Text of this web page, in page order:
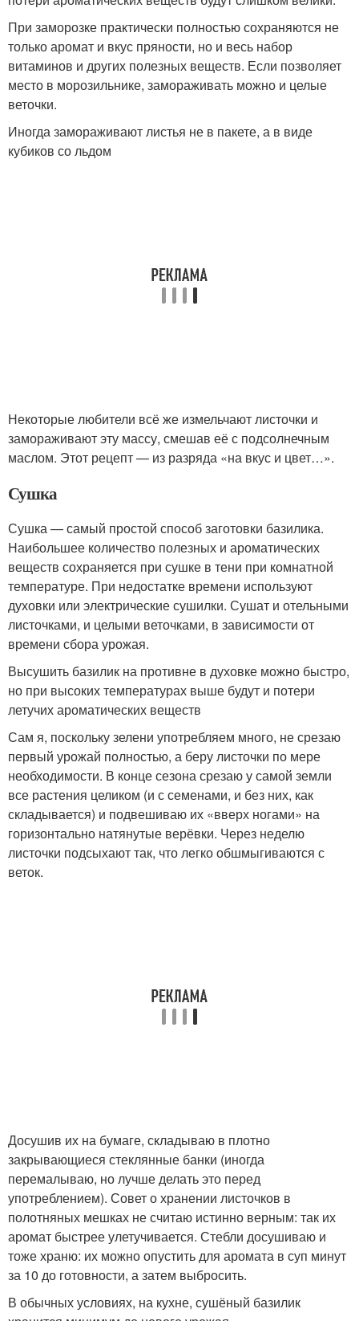
При заморозке практически полностью сохраняются не
только аромат и вкус пряности, но и весь набор
витаминов и других полезных веществ. Если позволяет
место в морозильнике, замораживать можно и целые
веточки.
Иногда замораживают листья не в пакете, а в виде
кубиков со льдом
Некоторые любители всё же измельчают листочки и
замораживают эту массу, смешав её с подсолнечным
маслом. Этот рецепт — из разряда «на вкус и цвет…».
Сушка
Сушка — самый простой способ заготовки базилика.
Наибольшее количество полезных и ароматических
веществ сохраняется при сушке в тени при комнатной
температуре. При недостатке времени используют
духовки или электрические сушилки. Сушат и отельными
листочками, и целыми веточками, в зависимости от
времени сбора урожая.
Высушить базилик на противне в духовке можно быстро,
но при высоких температурах выше будут и потери
летучих ароматических веществ
Сам я, поскольку зелени употребляем много, не срезаю
первый урожай полностью, а беру листочки по мере
необходимости. В конце сезона срезаю у самой земли
все растения целиком (и с семенами, и без них, как
складывается) и подвешиваю их «вверх ногами» на
горизонтально натянутые верёвки. Через неделю
листочки подсыхают так, что легко обшмыгиваются с
веток.
Досушив их на бумаге, складываю в плотно
закрывающиеся стеклянные банки (иногда
перемалываю, но лучше делать это перед
употреблением). Совет о хранении листочков в
полотняных мешках не считаю истинно верным: так их
аромат быстрее улетучивается. Стебли досушиваю и
тоже храню: их можно опустить для аромата в суп минут
за 10 до готовности, а затем выбросить.
В обычных условиях, на кухне, сушёный базилик